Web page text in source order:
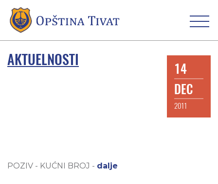
AKTUELNOSTI
14
DEC
2011
POZIV - KUĆNI BROJ - dalje